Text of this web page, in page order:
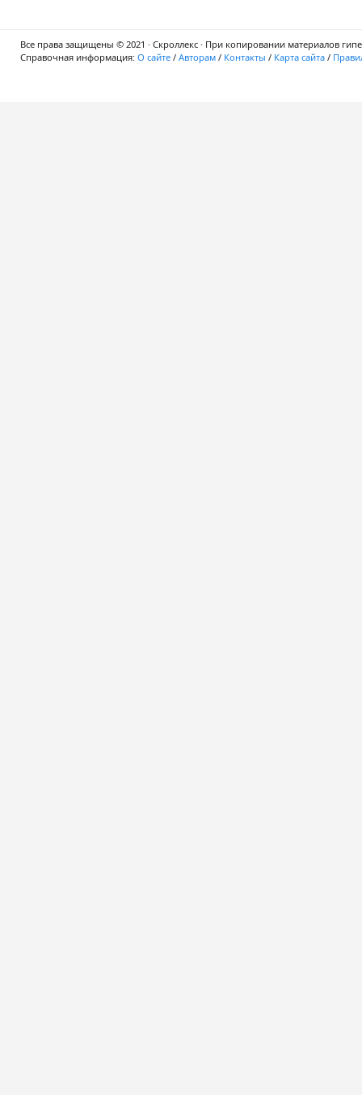
Все права защищены © 2021 · Скроллекс · При копировании материалов
Справочная информация: О сайте / Авторам / Контакты / Карта сайта /